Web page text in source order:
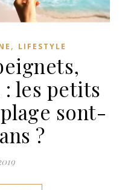
, LIFESTYLE
les petits
sont-
?